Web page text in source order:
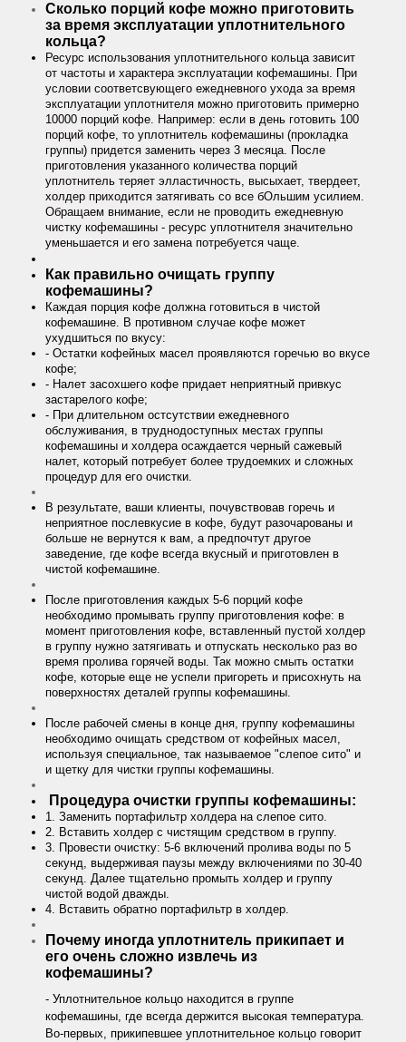
Сколько порций кофе можно приготовить
за время эксплуатации уплотнительного
кольца?
Ресурс использования уплотнительного кольца зависит
от частоты и характера эксплуатации кофемашины. При
условии соответсвующего ежедневного ухода за время
эксплуатации уплотнителя можно приготовить примерно
10000 порций кофе. Например: если в день готовить 100
порций кофе, то уплотнитель кофемашины (прокладка
группы) придется заменить через 3 месяца. После
приготовления указанного количества порций
уплотнитель теряет элластичность, высыхает, твердеет,
холдер приходится затягивать со все бОльшим усилием.
Обращаем внимание, если не проводить ежедневную
чистку кофемашины - ресурс уплотнителя значительно
уменьшается и его замена потребуется чаще.
Как правильно очищать группу
кофемашины?
Каждая порция кофе должна готовиться в чистой
кофемашине. В противном случае кофе может
ухудшиться по вкусу:
- Остатки кофейных масел проявляются горечью во вкусе
кофе;
- Налет засохшего кофе придает неприятный привкус
застарелого кофе;
- При длительном остсутствии ежедневного
обслуживания, в труднодоступных местах группы
кофемашины и холдера осаждается черный сажевый
налет, который потребует более трудоемких и сложных
процедур для его очистки.
В результате, ваши клиенты, почувствовав горечь и
неприятное послевкусие в кофе, будут разочарованы и
больше не вернутся к вам, а предпочтут другое
заведение, где кофе всегда вкусный и приготовлен в
чистой кофемашине.
После приготовления каждых 5-6 порций кофе
необходимо промывать группу приготовления кофе: в
момент приготовления кофе, вставленный пустой холдер
в группу нужно затягивать и отпускать несколько раз во
время пролива горячей воды. Так можно смыть остатки
кофе, которые еще не успели пригореть и присохнуть на
поверхностях деталей группы кофемашины.
После рабочей смены в конце дня, группу кофемашины
необходимо очищать средством от кофейных масел,
используя специальное, так называемое "слепое сито" и
и щетку для чистки группы кофемашины.
Процедура очистки группы кофемашины:
1. Заменить портафильтр холдера на слепое сито.
2. Вставить холдер с чистящим средством в группу.
3. Провести очистку: 5-6 включений пролива воды по 5
секунд, выдерживая паузы между включениями по 30-40
секунд. Далее тщательно промыть холдер и группу
чистой водой дважды.
4. Вставить обратно портафильтр в холдер.
Почему иногда уплотнитель прикипает и
его очень сложно извлечь из
кофемашины?
- Уплотнительное кольцо находится в группе
кофемашины, где всегда держится высокая температура.
Во-первых, прикипевшее уплотнительное кольцо говорит